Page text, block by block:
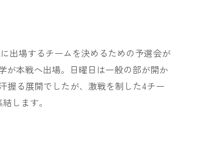
出場するチームを決めるための予選会が
が本戦へ出場。日曜日は一般の部が開か
握る展開でしたが、激戦を制した4チー
します。